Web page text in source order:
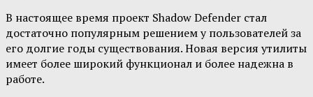
В настоящее время проект Shadow Defender стал
достаточно популярным решением у пользователей за
его долгие годы существования. Новая версия утилиты
имеет более широкий функционал и более надежна в
работе.